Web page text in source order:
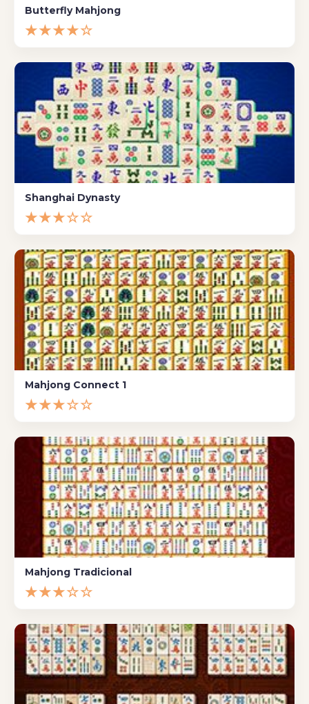
Butterfly Mahjong
★★★★☆
Shanghai Dynasty
★★★☆☆
Mahjong Connect 1
★★★☆☆
Mahjong Tradicional
★★★☆☆